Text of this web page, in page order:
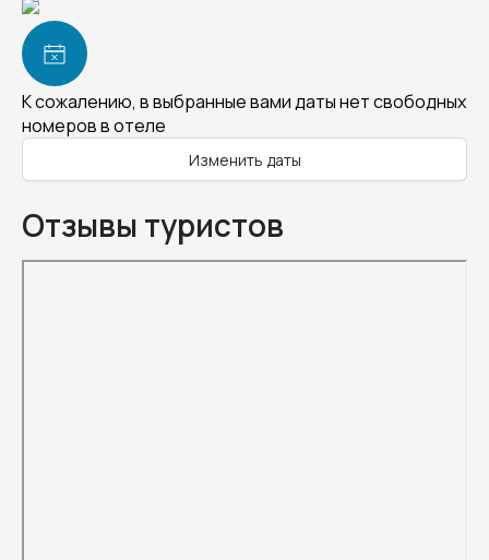
К сожалению, в выбранные вами даты нет свободных
номеров в отеле
Изменить даты
Отзывы туристов